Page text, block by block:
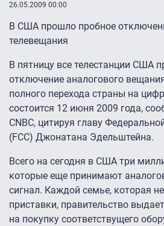
26.05.2009 00:00
В США прошло пробное
телевещания
В пятницу все телестанции США
отключение аналогового
полного перехода страны на
состоится 12 июня 2009 года,
CNBC, цитируя главу
(FCC) Джонатана Эдельштейна.
Всего на сегодня в США три
которые еще принимают
сигнал. Каждой семье, которая
приставки, правительство
на покупку соответствущего